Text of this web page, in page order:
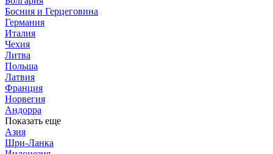
Босния и Герцеговина
Германия
Италия
Чехия
Литва
Польша
Латвия
Франция
Норвегия
Андорра
Показать еще
Азия
Шри-Ланка